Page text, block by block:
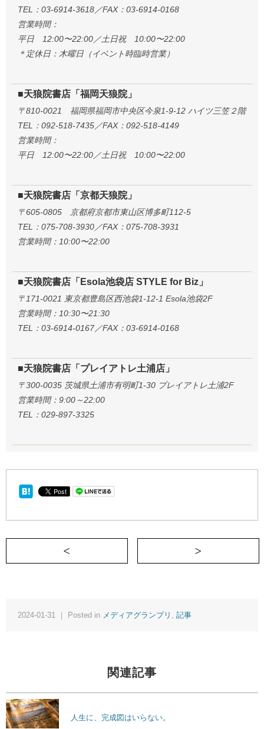
TEL：03-6914-3618／FAX：03-6914-0168
営業時間：
平日 12:00〜22:00／土日祝 10:00〜22:00
＊定休日：木曜日（イベント時臨時営業）
■天狼院書店「福岡天狼院」
〒810-0021 福岡県福岡市中央区今泉1-9-12 ハイツ三笠２階
TEL：092-518-7435／FAX：092-518-4149
営業時間：
平日 12:00〜22:00／土日祝 10:00〜22:00
■天狼院書店「京都天狼院」
〒605-0805 京都府京都市東山区博多町112-5
TEL：075-708-3930／FAX：075-708-3931
営業時間：10:00〜22:00
■天狼院書店「Esola池袋店 STYLE for Biz」
〒171-0021 東京都豊島区西池袋1-12-1 Esola池袋2F
営業時間：10:30〜21:30
TEL：03-6914-0167／FAX：03-6914-0168
■天狼院書店「プレイアトレ土浦店」
〒300-0035 茨城県土浦市有明町1-30 プレイアトレ土浦2F
営業時間：9:00～22:00
TEL：029-897-3325
＜ 職業選択の自由について今は亡き祖母
2024-01-31 ｜ Posted in メディアグランプリ 記事
関連記事
人生に、完成図はいらない。